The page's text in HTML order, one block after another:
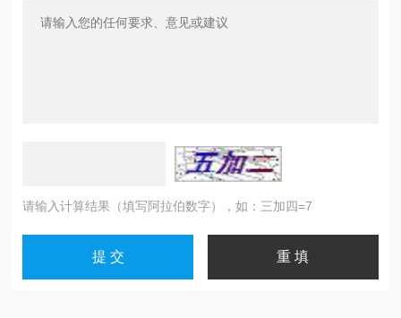
请输入计算结果（填写阿拉伯数字），如：三加四=7